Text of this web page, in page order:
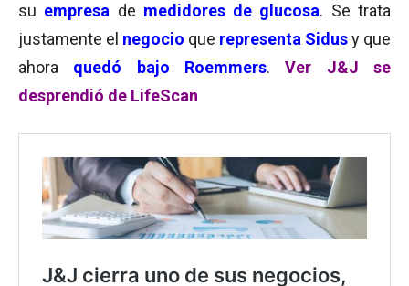
su empresa de medidores de glucosa. Se trata
justamente el negocio que representa Sidusy que
ahora quedó bajo Roemmers.
Ver J&J se
desprendió de LifeScan